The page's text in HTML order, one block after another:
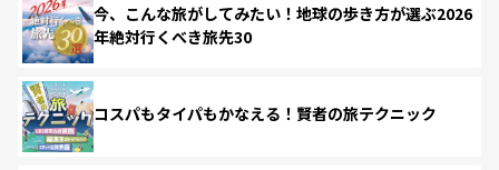
今、こんな旅がしてみたい！地球の歩き方が選ぶ2026
年絶対行くべき旅先30
コスパもタイパもかなえる！賢者の旅テクニック